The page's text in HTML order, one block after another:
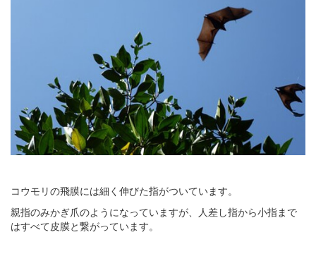
コウモリの飛膜には細く伸びた指がついています。
親指のみかぎ爪のようになっていますが、人差し指から小指まで
はすべて皮膜と繋がっています。